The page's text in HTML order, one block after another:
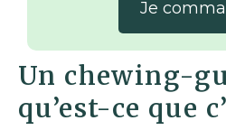
Je
Un chewing-
qu’est-ce que